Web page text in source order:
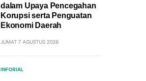
dalam Upaya Pencegahan
Korupsi serta Penguatan
Ekonomi Daerah
JUMAT 7 AGUSTUS 2026
INFORIAL